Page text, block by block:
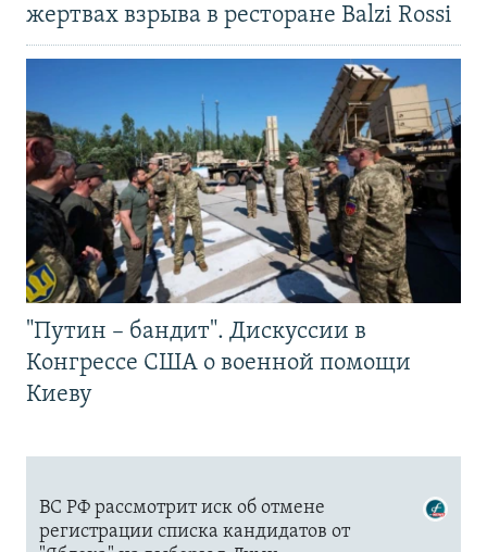
жертвах взрыва в ресторане Balzi Rossi
"Путин – бандит". Дискуссии в
Конгрессе США о военной помощи
Киеву